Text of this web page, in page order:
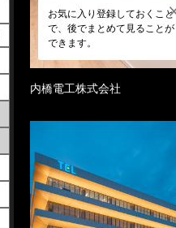
お気に入り登録しておくこと
で、後でまとめて見ることが
できます。
内橋電工株式会社